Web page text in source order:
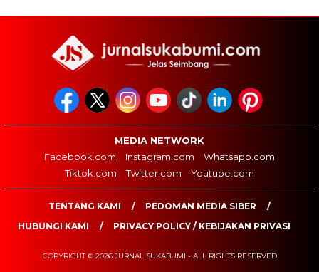
MEDIA NETWORK
Facebook.com
Instagram.com
Whatsapp.com
Tiktok.com
Twitter.com Youtube.com
TENTANG KAMI
PEDOMAN MEDIA SIBER
HUBUNGI KAMI
PRIVACY POLICY / KEBIJAKAN PRIVASI
COPYRIGHT © 2026 JURNAL SUKABUMI - ALL RIGHTS RESERVED